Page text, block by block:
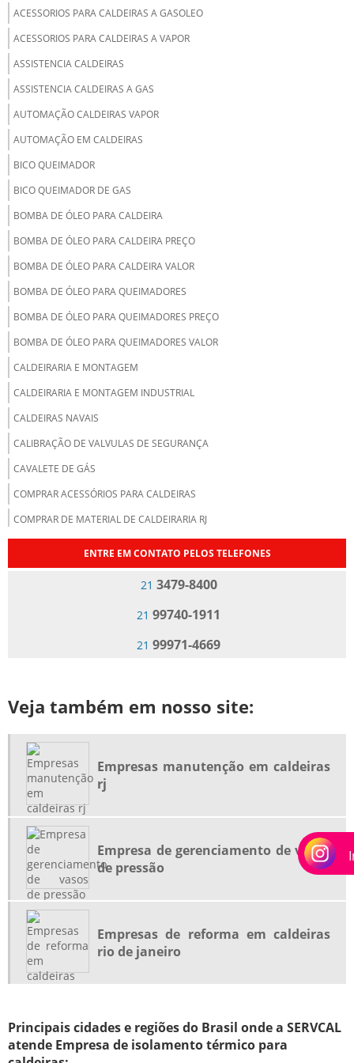
ACESSORIOS PARA CALDEIRAS A GASOLEO
ACESSORIOS PARA CALDEIRAS A VAPOR
ASSISTENCIA CALDEIRAS
ASSISTENCIA CALDEIRAS A GAS
AUTOMAÇÃO CALDEIRAS VAPOR
AUTOMAÇÃO EM CALDEIRAS
BICO QUEIMADOR
BICO QUEIMADOR DE GAS
BOMBA DE ÓLEO PARA CALDEIRA
BOMBA DE ÓLEO PARA CALDEIRA PREÇO
BOMBA DE ÓLEO PARA CALDEIRA VALOR
BOMBA DE ÓLEO PARA QUEIMADORES
BOMBA DE ÓLEO PARA QUEIMADORES PREÇO
BOMBA DE ÓLEO PARA QUEIMADORES VALOR
CALDEIRARIA E MONTAGEM
CALDEIRARIA E MONTAGEM INDUSTRIAL
CALDEIRAS NAVAIS
CALIBRAÇÃO DE VALVULAS DE SEGURANÇA
CAVALETE DE GÁS
COMPRAR ACESSÓRIOS PARA CALDEIRAS
COMPRAR DE MATERIAL DE CALDEIRARIA RJ
EMPRESA DE BOMBA DE ÓLEO PARA CALDEIRA
EMPRESA DE GERENCIAMENTO DE VASOS DE PRESSÃO
EMPRESA DE INSPEÇÃO VASOS DE PRESSÃO RIO DE JANEIRO
EMPRESA DE ISOLAMENTO TERMICO PARA CALDEIRAS RJ
EMPRESA DE MONTAGEM INDUSTRIAL
EMPRESA DE REGULAGEM DE COMBUSTÃO EM QUEIMADORES
EMPRESA DE VISTORIA DA CALDEIRA
EMPRESA DE VISTORIA DA CALDEIRA RIO DE JANEIRO
EMPRESA DE VISTORIA DA CALDEIRA RJ
EMPRESAS DE INSPEÇÃO NR13
EMPRESAS DE INSPEÇÃO NR13 RIO DE JANEIRO
EMPRESAS DE INSPEÇÃO NR13 RJ
EMPRESAS DE MANUTENÇÃO DE VALVULAS DE SEGURANÇA
EMPRESAS DE MANUTENÇÃO EM CALDEIRAS
EMPRESAS ESPECIALIZADA MANUTENÇÃO EM CALDEIRAS
EMPRESAS ESPECIALIZADA MANUTENÇÃO EM CALDEIRAS RJ
ENTRE EM CONTATO PELOS TELEFONES
21 3479-8400
21 99740-1911
21 99971-4669
Veja também em nosso site:
Empresas manutenção em caldeiras
rj
Empresa de gerenciamento de vasos
de pressão
Empresas de reforma em caldeiras
rio de janeiro
Principais cidades e regiões do Brasil onde a SERVCAL
atende Empresa de isolamento térmico para